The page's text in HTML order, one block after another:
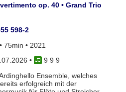
op. 40 • Grand Trio
598-2
75min • 2021
•
9 9 9
Ensemble, welches
erfolgreich mit der